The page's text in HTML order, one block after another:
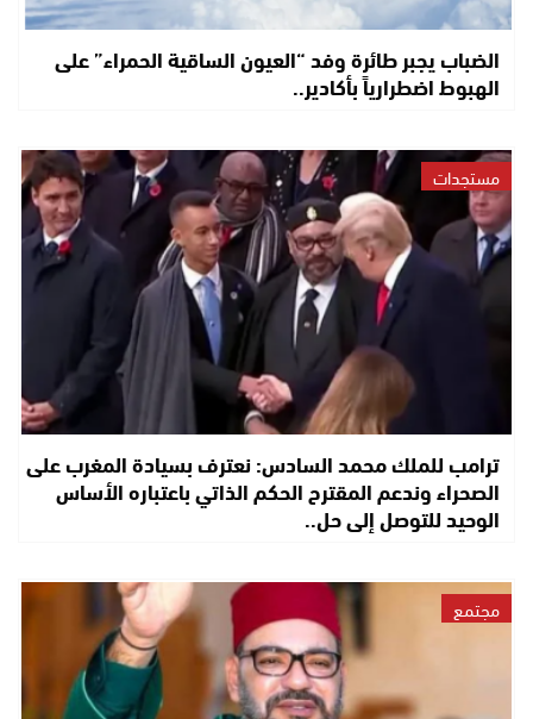
الضباب يجبر طائرة وفد “العيون الساقية الحمراء” على
الهبوط اضطرارياً بأكادير..
مستجدات
ترامب للملك محمد السادس: نعترف بسيادة المغرب على
الصحراء وندعم المقترح الحكم الذاتي باعتباره الأساس
الوحيد للتوصل إلى حل..
مجتمع